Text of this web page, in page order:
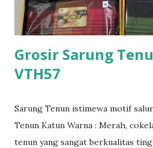
Grosir Sarung
VTH57
Sarung Tenun istimewa motif
Tenun Katun Warna : Merah,
tenun yang sangat berkualitas